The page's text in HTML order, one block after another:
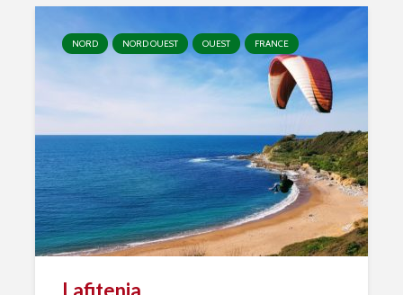
NORD NORD OUEST OUEST FRANCE
Lafitenia